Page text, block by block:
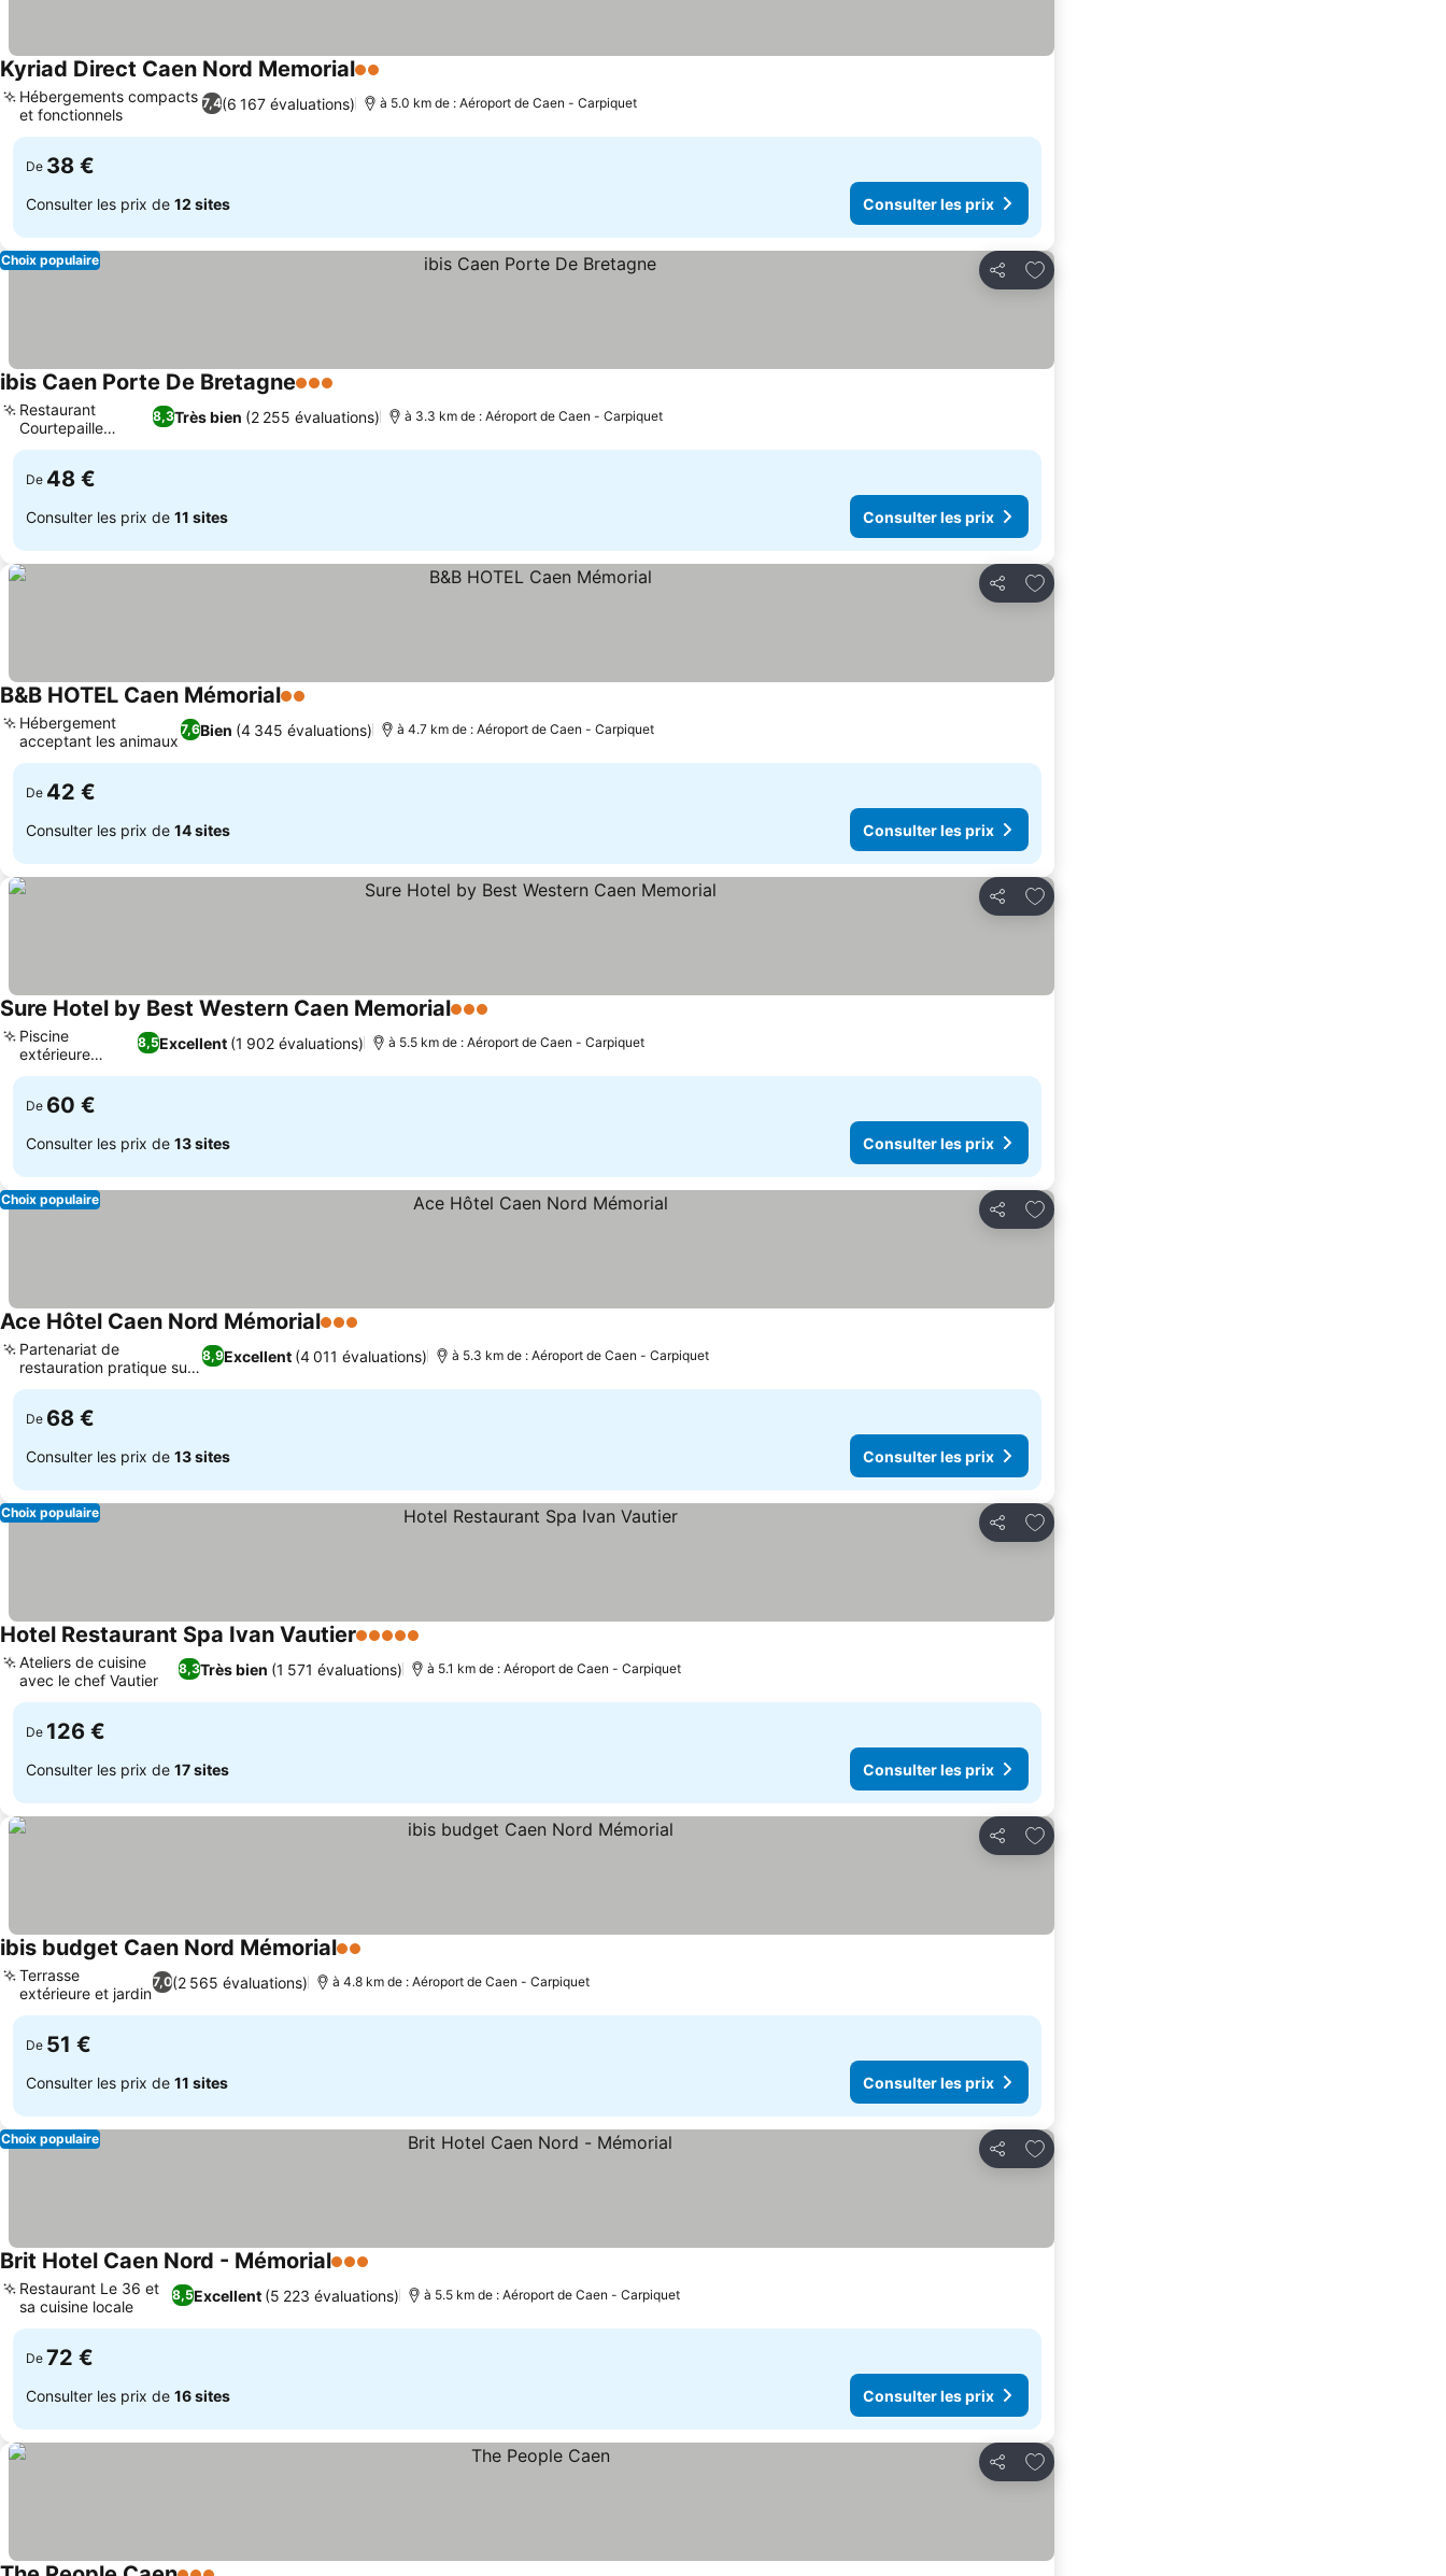
Kyriad Direct Caen Nord Memorial2 Étoiles
7,4(6 167 évaluations)
Hébergements compacts
et fonctionnels
à 5.0 km de : Aéroport de Caen - Carpiquet
De 38 €
Consulter les prix de 12 sites Consulter les prix
Partager
Ajouter à mes favoris
Choix populaire
ibis Caen Porte De Bretagne3 Étoiles
8,3Très bien (2 255 évaluations)
Restaurant
Courtepaille
intégré
à 3.3 km de : Aéroport de Caen - Carpiquet
De 48 €
Consulter les prix de 11 sites Consulter les prix
Partager
Ajouter à mes favoris
B&B HOTEL Caen Mémorial2 Étoiles
7,6Bien (4 345 évaluations)
Hébergement
acceptant les animaux
à 4.7 km de : Aéroport de Caen - Carpiquet
De 42 €
Consulter les prix de 14 sites Consulter les prix
Partager
Ajouter à mes favoris
Sure Hotel by Best Western Caen Memorial3 Étoiles
8,5Excellent (1 902 évaluations)
Piscine
extérieure
chauffée
à 5.5 km de : Aéroport de Caen - Carpiquet
De 60 €
Consulter les prix de 13 sites Consulter les prix
Partager
Ajouter à mes favoris
Choix populaire
Ace Hôtel Caen Nord Mémorial3 Étoiles
8,9Excellent (4 011 évaluations)
Partenariat de
restauration pratique sur
place
à 5.3 km de : Aéroport de Caen - Carpiquet
De 68 €
Consulter les prix de 13 sites Consulter les prix
Partager
Ajouter à mes favoris
Choix populaire
Hotel Restaurant Spa Ivan Vautier5 Étoiles
8,3Très bien (1 571 évaluations)
Ateliers de cuisine
avec le chef Vautier
à 5.1 km de : Aéroport de Caen - Carpiquet
De 126 €
Consulter les prix de 17 sites Consulter les prix
Partager
Ajouter à mes favoris
ibis budget Caen Nord Mémorial2 Étoiles
7,0(2 565 évaluations)
Terrasse
extérieure et jardin
à 4.8 km de : Aéroport de Caen - Carpiquet
De 51 €
Consulter les prix de 11 sites Consulter les prix
Partager
Ajouter à mes favoris
Choix populaire
Brit Hotel Caen Nord - Mémorial3 Étoiles
8,5Excellent (5 223 évaluations)
Restaurant Le 36 et
sa cuisine locale
à 5.5 km de : Aéroport de Caen - Carpiquet
De 72 €
Consulter les prix de 16 sites Consulter les prix
Partager
Ajouter à mes favoris